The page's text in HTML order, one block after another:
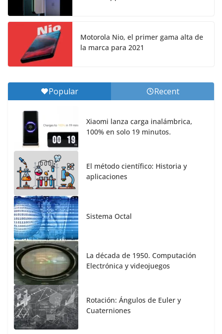
Motorola Nio, el primer gama alta de
la marca para 2021
Popular Recent
Xiaomi lanza carga inalámbrica,
100% en solo 19 minutos.
El método científico: Historia y
aplicaciones
Sistema Octal
La década de 1950. Computación
Electrónica y videojuegos
Rotación: Ángulos de Euler y
Cuaterniones